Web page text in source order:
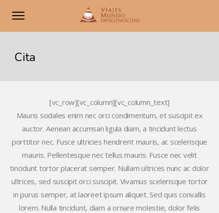
Cita
[vc_row][vc_column][vc_column_text]
Mauris sodales enim nec orci condimentum, et suscipit ex
auctor. Aenean accumsan ligula diam, a tincidunt lectus
porttitor nec. Fusce ultricies hendrerit mauris, ac scelerisque
mauris. Pellentesque nec tellus mauris. Fusce nec velit
tincidunt tortor placerat semper. Nullam ultrices nunc ac dolor
ultrices, sed suscipit orci suscipit. Vivamus scelerisque tortor
in purus semper, at laoreet ipsum aliquet. Sed quis convallis
lorem. Nulla tincidunt, diam a ornare molestie, dolor felis